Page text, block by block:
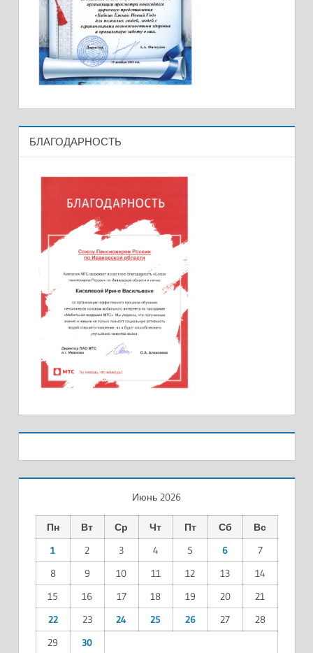
БЛАГОДАРНОСТЬ
Июнь 2026
Пн Вт Ср Чт Пт Сб
Вс
1
2 3 4 5 6
7
8
9 10 11 12 13
14
15
16 17 18 19 20
21
22
23 24 25 26 27
28
29
30